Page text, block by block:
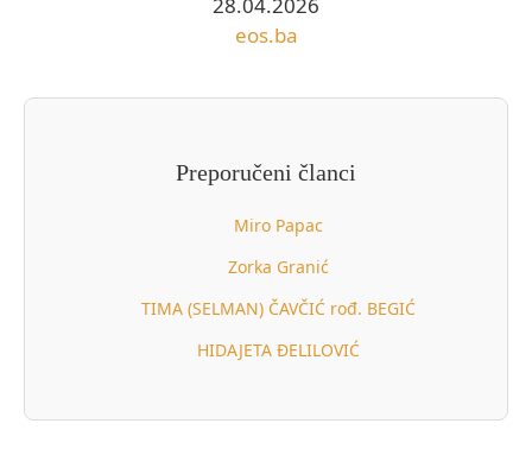
eos.ba
Preporučeni članci
Miro Papac
Zorka Granić
TIMA (SELMAN) ČAVČIĆ rođ. BEGIĆ
HIDAJETA ĐELILOVIĆ